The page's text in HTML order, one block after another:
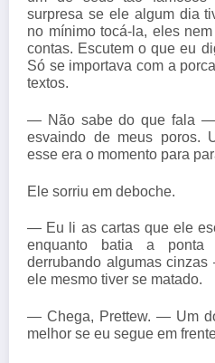
surpresa se ele algum dia
no mínimo tocá-la, eles
contas. Escutem o que eu
Só se importava com a
textos.
— Não sabe do que fala —
esvaindo de meus poros.
esse era o momento para
Ele sorriu em deboche.
— Eu li as cartas que ele
enquanto batia a
derrubando algumas
ele mesmo tiver se matado.
— Chega, Prettew. — Um
melhor se eu segue em